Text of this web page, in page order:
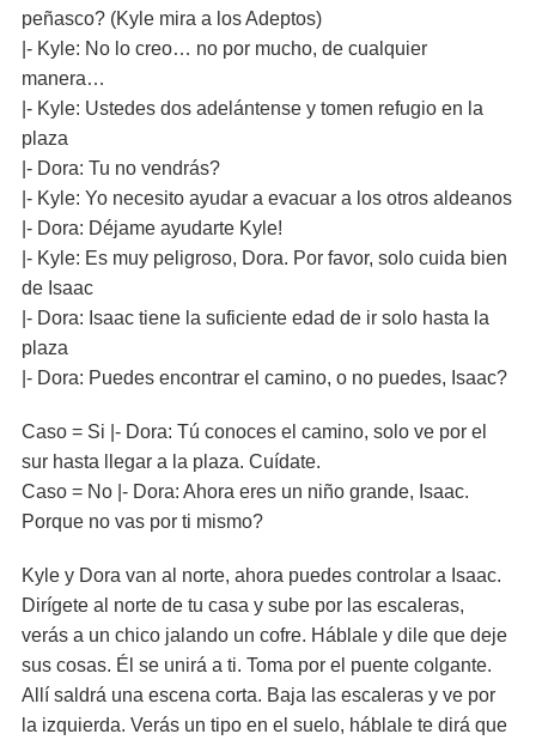
peñasco? (Kyle mira a los Adeptos)
|- Kyle: No lo creo… no por mucho, de cualquier
manera…
|- Kyle: Ustedes dos adelántense y tomen refugio en la
plaza
|- Dora: Tu no vendrás?
|- Kyle: Yo necesito ayudar a evacuar a los otros aldeanos
|- Dora: Déjame ayudarte Kyle!
|- Kyle: Es muy peligroso, Dora. Por favor, solo cuida bien
de Isaac
|- Dora: Isaac tiene la suficiente edad de ir solo hasta la
plaza
|- Dora: Puedes encontrar el camino, o no puedes, Isaac?
Caso = Si |- Dora: Tú conoces el camino, solo ve por el
sur hasta llegar a la plaza. Cuídate.
Caso = No |- Dora: Ahora eres un niño grande, Isaac.
Porque no vas por ti mismo?
Kyle y Dora van al norte, ahora puedes controlar a Isaac.
Dirígete al norte de tu casa y sube por las escaleras,
verás a un chico jalando un cofre. Háblale y dile que deje
sus cosas. Él se unirá a ti. Toma por el puente colgante.
Allí saldrá una escena corta. Baja las escaleras y ve por
la izquierda. Verás un tipo en el suelo, háblale te dirá que